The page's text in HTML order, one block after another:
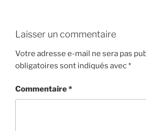
Laisser un commentaire
Votre adresse e-mail ne sera pas
obligatoires sont indiqués avec*
Commentaire*